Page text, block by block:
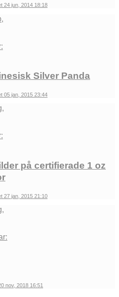
24 jun, 2014 18:18
Silver Panda
05 jan, 2015 23:44
på certifierade 1 oz
27 jan, 2015 21:10
nov, 2018 16:51